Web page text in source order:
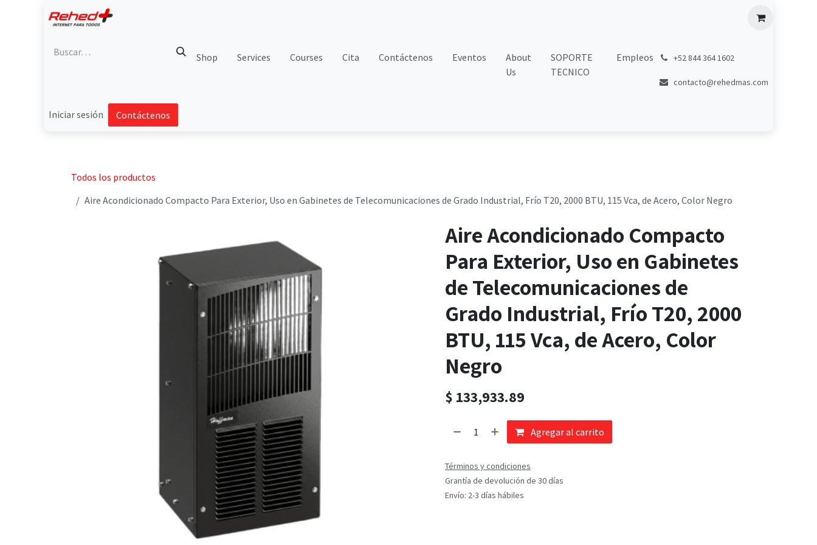
Shop Services Courses Cita Contáctenos Eventos
About
Us
SOPORTE
TECNICO
Empleos +52 844 364 1602
contacto@rehedmas.com
Iniciar sesión Contáctenos
Todos los productos
Aire Acondicionado Compacto Para Exterior, Uso en Gabinetes de Telecomunicaciones de Grado Industrial, Frío T20, 2000 BTU, 115 Vca, de Acero, Color Negro
Aire Acondicionado Compacto
Para Exterior, Uso en Gabinetes
de Telecomunicaciones de
Grado Industrial, Frío T20, 2000
BTU, 115 Vca, de Acero, Color
Negro
$ 133,933.89
Agregar al carrito
Términos y condiciones
Grantía de devolución de 30 días
Envío: 2-3 días hábiles